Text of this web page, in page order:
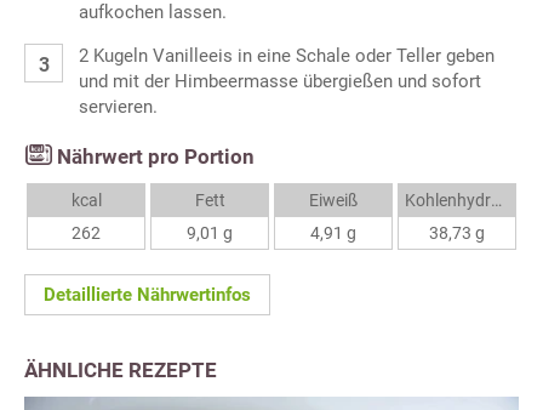
aufkochen lassen.
2 Kugeln Vanilleeis in eine Schale oder Teller geben
und mit der Himbeermasse übergießen und sofort
servieren.
Nährwert pro Portion
kcal
262
Fett
9,01 g
Eiweiß
4,91 g
Kohlenhydrate
38,73 g
Detaillierte Nährwertinfos
ÄHNLICHE REZEPTE